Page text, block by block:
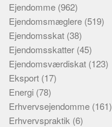
Ejendomme (962)
Ejendomsmæglere (519)
Ejendomsskat (38)
Ejendomsskatter (45)
Ejendomsværdiskat (123)
Eksport (17)
Energi (78)
Erhvervsejendomme (161)
Erhvervspraktik (6)